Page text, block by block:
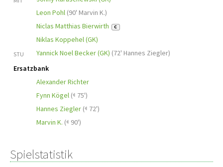
Leon Pohl (90' Marvin K.)
Niclas Matthias Bierwirth
C
Niklas Koppehel (GK)
STU Yannick Noel Becker (GK) (72' Hannes Ziegler)
Ersatzbank
Alexander Richter
Fynn Kögel ( 75')
Hannes Ziegler ( 72')
Marvin K. ( 90')
Spielstatistik